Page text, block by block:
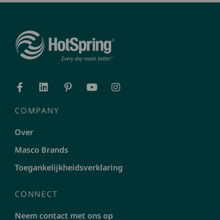
COMPANY
Over
Masco Brands
Toegankelijkheidsverklaring
CONNECT
Neem contact met ons op